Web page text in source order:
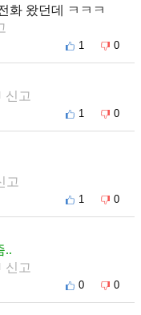
화 왔던데 ㅋㅋㅋ
1 0
신고
1 0
고
1 0
..
신고
0 0